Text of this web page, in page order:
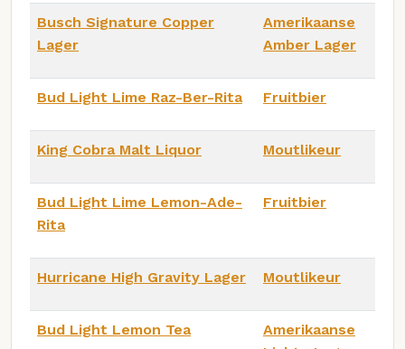
Busch Signature Copper
Lager
Amerikaanse
Amber Lager
Bud Light Lime Raz-Ber-Rita Fruitbier
King Cobra Malt Liquor Moutlikeur
Bud Light Lime Lemon-Ade-
Rita
Fruitbier
Hurricane High Gravity Lager Moutlikeur
Bud Light Lemon Tea
Amerikaanse